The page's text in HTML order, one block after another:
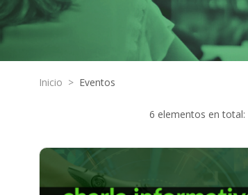
Inicio > Eventos
6 elementos en total: